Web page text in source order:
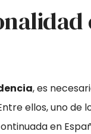
, es
ellos, uno de
en